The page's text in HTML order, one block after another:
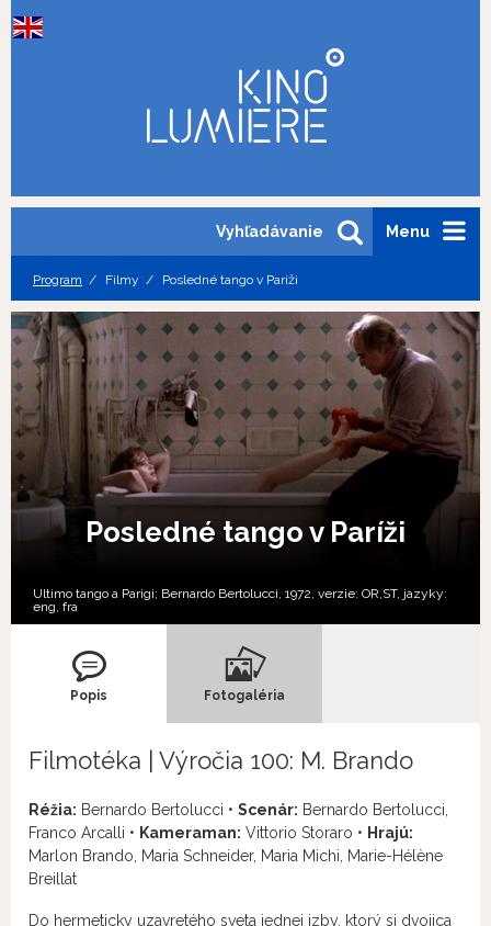
Menu
Vyhľadávanie
Program Filmy Posledné tango v Paríži
Posledné tango v Paríži
Ultimo tango a Parigi; Bernardo Bertolucci, 1972, verzie: OR, ST, jazyky:
eng fra
Popis Fotogaléria
Filmotéka | Výročia 100: M. Brando
Réžia: Bernardo Bertolucci • Scenár: Bernardo Bertolucci,
Franco Arcalli • Kameraman: Vittorio Storaro • Hrajú:
Marlon Brando, Maria Schneider, Maria Michi, Marie-Hélène
Breillat
Do hermeticky uzavretého sveta jednej izby, ktorý si dvojica